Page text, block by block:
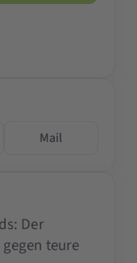
Mail
Der
teure